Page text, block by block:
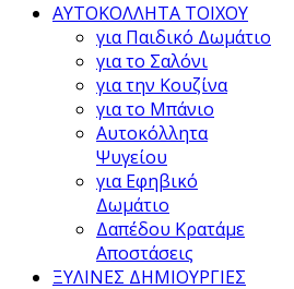
ΑΥΤΟΚΟΛΛΗΤΑ ΤΟΙΧΟΥ
για Παιδικό Δωμάτιο
για το Σαλόνι
για την Κουζίνα
για το Μπάνιο
Αυτοκόλλητα
Ψυγείου
για Εφηβικό
Δωμάτιο
Δαπέδου Κρατάμε
Αποστάσεις
ΞΥΛΙΝΕΣ ΔΗΜΙΟΥΡΓΙΕΣ